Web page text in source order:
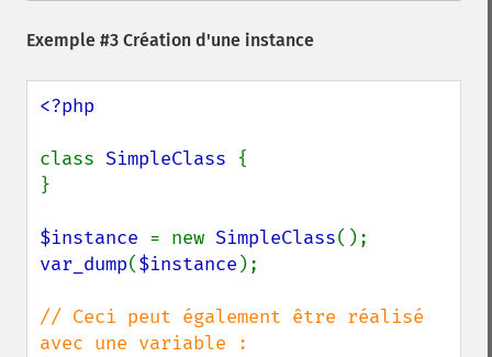
Exemple #3 Création d'une instance
<?php
class SimpleClass {
}
$instance = new SimpleClass
var_dump($instance );
// Ceci peut également être réalisé